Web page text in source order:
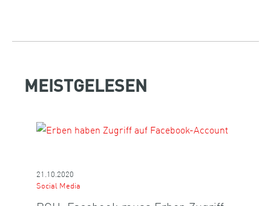
MEISTGELESEN
21.10.2020
Social Media